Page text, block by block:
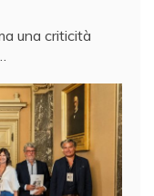
una criticità